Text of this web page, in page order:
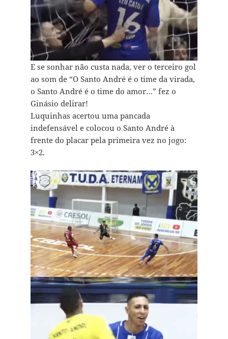
E se sonhar não custa nada, ver o terceiro gol
ao som de “O Santo André é o time da virada,
o Santo André é o time do amor…” fez o
Ginásio delirar!
Luquinhas acertou uma pancada
indefensável e colocou o Santo André à
frente do placar pela primeira vez no jogo:
3×2.